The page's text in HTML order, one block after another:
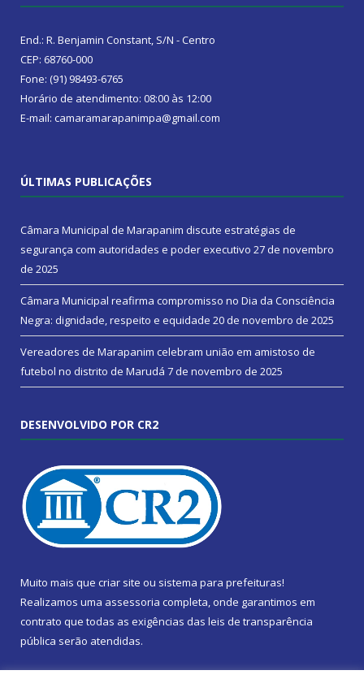
End.: R. Benjamin Constant, S/N - Centro
CEP: 68760-000
Fone: (91) 98493-6765
Horário de atendimento: 08:00 às 12:00
E-mail: camaramarapanimpa@gmail.com
ÚLTIMAS PUBLICAÇÕES
Câmara Municipal de Marapanim discute estratégias de
segurança com autoridades e poder executivo 27 de novembro
de 2025
Câmara Municipal reafirma compromisso no Dia da Consciência
Negra: dignidade, respeito e equidade 20 de novembro de 2025
Vereadores de Marapanim celebram união em amistoso de
futebol no distrito de Marudá 7 de novembro de 2025
DESENVOLVIDO POR CR2
Muito mais que criar site ou sistema para prefeituras!
Realizamos uma assessoria completa, onde garantimos em
contrato que todas as exigências das leis de transparência
pública serão atendidas.